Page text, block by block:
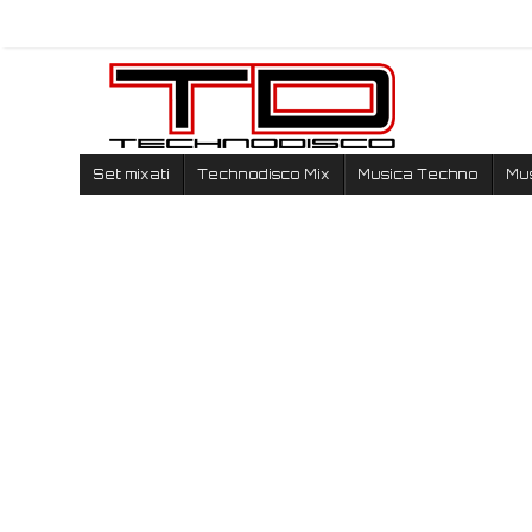
Set mixati Technodisco Mix Musica Techno